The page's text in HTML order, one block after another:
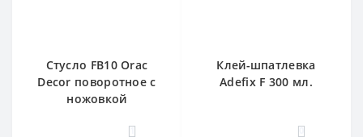
Стусло FB10 Orac
Decor поворотное с
ножовкой
1
Клей-шпатлевка
Adefix F 300 мл.
0